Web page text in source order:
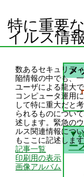
特に重要
イルス情報
メ
▼
ー
数あるセキュリテ
陥情報の中でも、
ユーザによる龍大
コンピュータ運用
して特に重大だと考
られるものについ
述します。緊急の
ルス関連情報につ
もここに記述します
記事一覧
印刷用の表示
画像アルバム